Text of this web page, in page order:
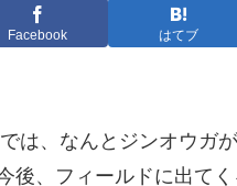
Facebook はてブ
は、なんとジンオウガ
後、フィールドに出てく